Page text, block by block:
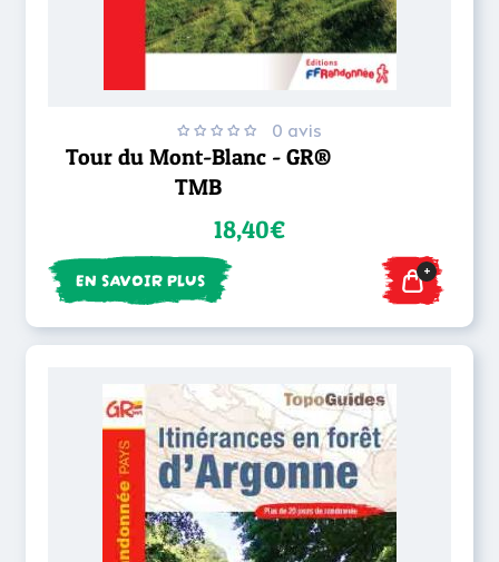
0 avis
Tour du Mont-Blanc - GR®
TMB
18,40€
EN SAVOIR PLUS +